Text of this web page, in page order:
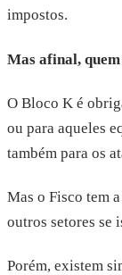
impostos.
Mas afinal,
O Bloco K é
ou para aqueles
também para os
Mas o Fisco tem
outros setores se
Porém, existem